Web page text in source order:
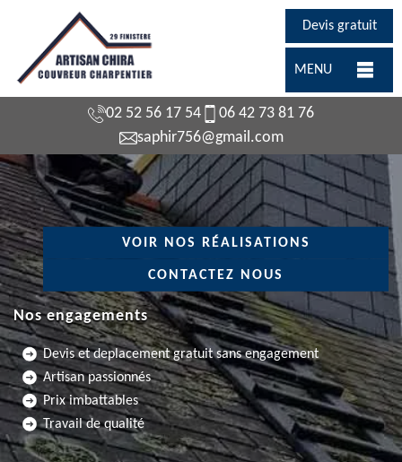
Devis gratuit
MENU
02 52 56 17 54
06 42 73 81 76
saphir756@gmail.com
VOIR NOS RÉALISATIONS
CONTACTEZ NOUS
Nos engagements
Devis et deplacement gratuit sans engagement
Artisan passionnés
Prix imbattables
Travail de qualité